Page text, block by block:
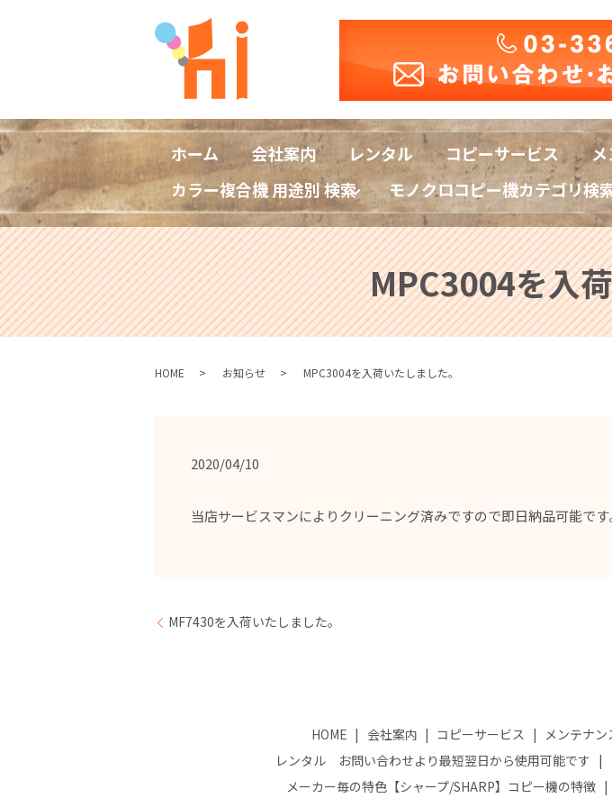
ホーム 会社案内 レンタル コピーサービス メ
カラー複合機 用途別 検索
モノクロコピー機カテゴリ検
MPC3004を入
HOME お知らせ MPC3004を入荷いたしました。
2020/04/10
当店サービスマンによりクリーニング済みですので即日納品可能で
MF7430を入荷いたしました。
HOME 会社案内 コピーサービス メンテナン
レンタル お問い合わせより最短翌日から使用可能です
メーカー毎の特色【シャープ/SHARP】コピー機の特徴